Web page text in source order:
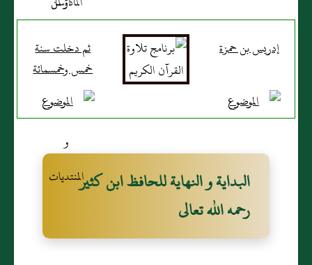
إدريس بن حمزة
ثم دخلت سنة
خمس وخمسمائة
البداية و النهاية للحافظ ابن كثير
رحمه الله تعالى